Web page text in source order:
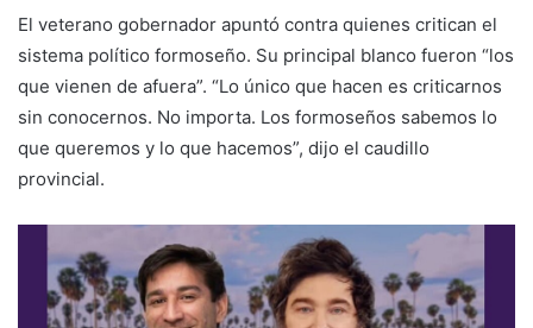
El veterano gobernador apuntó contra quienes critican el
sistema político formoseño. Su principal blanco fueron “los
que vienen de afuera”. “Lo único que hacen es criticarnos
sin conocernos. No importa. Los formoseños sabemos lo
que queremos y lo que hacemos”, dijo el caudillo
provincial.